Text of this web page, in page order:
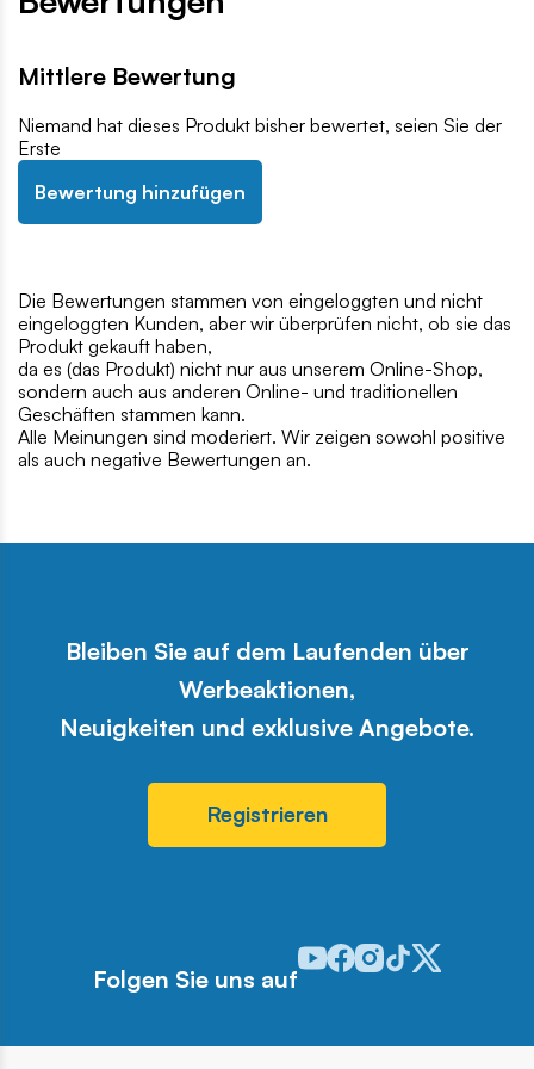
Mittlere Bewertung
Niemand hat dieses Produkt bisher bewertet, seien Sie der
Erste
Bewertung hinzufügen
Die Bewertungen stammen von eingeloggten und nicht
eingeloggten Kunden, aber wir überprüfen nicht, ob sie das
Produkt gekauft haben,
da es (das Produkt) nicht nur aus unserem Online-Shop,
sondern auch aus anderen Online- und traditionellen
Geschäften stammen kann.
Alle Meinungen sind moderiert. Wir zeigen sowohl positive
als auch negative Bewertungen an.
Bleiben Sie auf dem Laufenden über
Werbeaktionen,
Neuigkeiten und exklusive Angebote.
Registrieren
Folgen Sie uns auf
Odwiedź nasz profil w
Odwiedź nasz profil w
Odwiedź nasz profil w
Odwiedź nasz
Odwiedź nasz